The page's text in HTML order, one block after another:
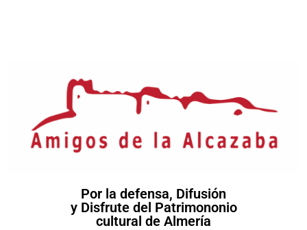
Por la defensa, Difusión
y Disfrute del Patrimononio
cultural de Almería